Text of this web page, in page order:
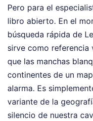
Pero para el
libro abierto. En el
búsqueda rápida de
sirve como referencia
que las manchas
continentes de un
alarma. Es
variante de la
silencio de nuestra